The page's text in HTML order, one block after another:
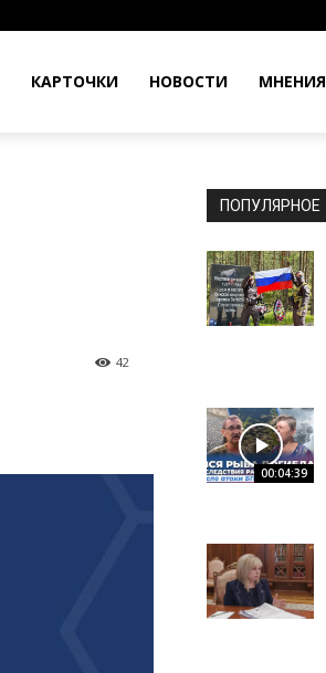
КАРТОЧКИ НОВОСТИ МНЕНИЯ
42
ПОПУЛЯРНОЕ
00:04:39